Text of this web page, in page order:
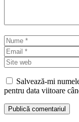
Nume
Salvează-mi
pentru data viitoare